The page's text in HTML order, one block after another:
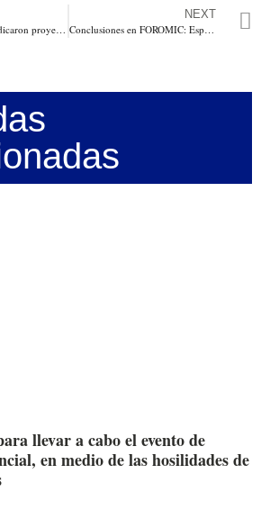
Uribe y Velasco radicaron proyecto que modifica la Ley de Garantías
NEXT
Conclusiones en FOROMIC: Espacio fundamental de reflexionar y conexión en la región para construir sociedades inclusivas
llevar a cabo el evento de
en medio de las hosilidades de